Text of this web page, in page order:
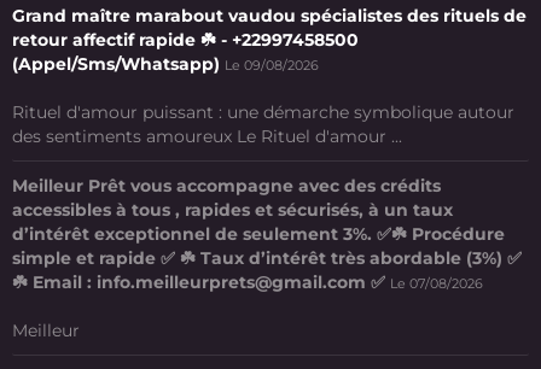
Grand maître marabout vaudou spécialistes des rituels de
retour affectif rapide ☘️ - +22997458500
(Appel/Sms/Whatsapp) Le 09/08/2026
Rituel d'amour puissant : une démarche symbolique autour
des sentiments amoureux Le Rituel d'amour ...
Meilleur Prêt vous accompagne avec des crédits
accessibles à tous , rapides et sécurisés, à un taux
d’intérêt exceptionnel de seulement 3%. ✅☘️ Procédure
simple et rapide ✅ ☘️ Taux d’intérêt très abordable (3%) ✅
☘️ Email : info.meilleurprets@gmail.com ✅ Le 07/08/2026
Meilleur